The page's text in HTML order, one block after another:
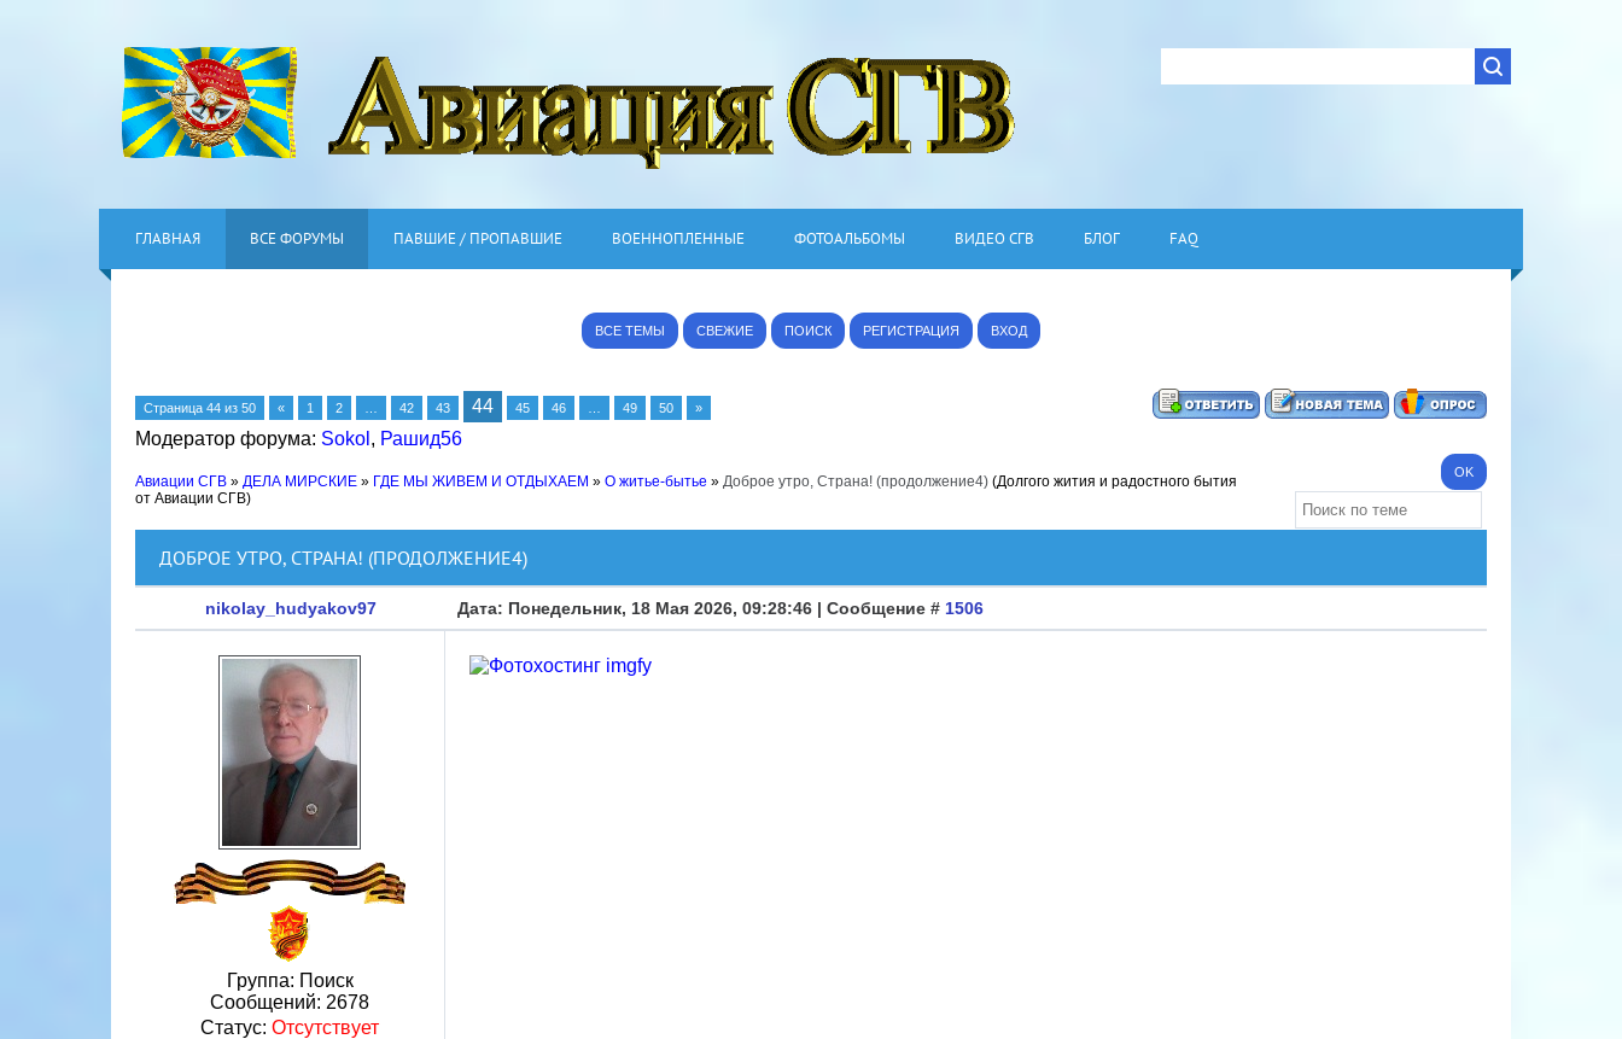
ГЛАВНАЯ ВСЕ ФОРУМЫ ПАВШИЕ / ПРОПАВШИЕ ВОЕННОПЛЕННЫЕ ФОТОАЛЬБОМЫ ВИДЕО СГВ БЛОГ FAQ
ВСЕ ТЕМЫ СВЕЖИЕ ПОИСК РЕГИСТРАЦИЯ ВХОД
Страница 44 из 50 « 1 2 42 43 44 45 46 49 50 »
Модератор форума: Sokol , Рашид56
Авиации СГВ » ДЕЛА МИРСКИЕ » ГДЕ МЫ ЖИВЕМ И ОТДЫХАЕМ » О житье-бытье » Доброе утро, Страна! (продолжение4) (Долгого жития и радостного бытия
от Авиации СГВ)
ДОБРОЕ УТРО, СТРАНА! (ПРОДОЛЖЕНИЕ4)
nikolay_hudyakov97 Дата: Понедельник, 18 Мая 2026, 09:28:46 | Сообщение # 1506
Группа: Поиск
Сообщений: 2678
Статус: Отсутствует